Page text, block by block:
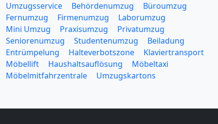
Umzugsservice Behördenumzug
Büroumzug
Fernumzug
Firmenumzug
Laborumzug
Mini Umzug
Praxisumzug
Privatumzug
Seniorenumzug
Studentenumzug
Beiladung
Entrümpelung
Halteverbotszone
Klaviertransport
Möbellift
Haushaltsauflösung
Möbeltaxi
Möbelmitfahrzentrale
Umzugskartons